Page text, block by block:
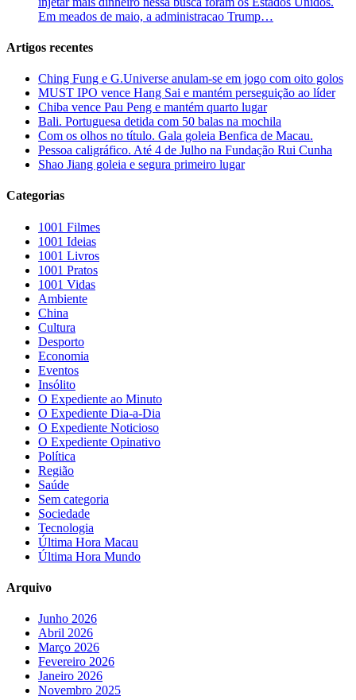
Em meados de maio, a administracao Trump…
Artigos recentes
Ching Fung e G.Universe anulam-se em jogo com oito golos
MUST IPO vence Hang Sai e mantém perseguição ao líder
Chiba vence Pau Peng e mantém quarto lugar
Bali. Portuguesa detida com 50 balas na mochila
Com os olhos no título. Gala goleia Benfica de Macau.
Pessoa caligráfico. Até 4 de Julho na Fundação Rui Cunha
Shao Jiang goleia e segura primeiro lugar
Categorias
1001 Filmes
1001 Ideias
1001 Livros
1001 Pratos
1001 Vidas
Ambiente
China
Cultura
Desporto
Economia
Eventos
Insólito
O Expediente ao Minuto
O Expediente Dia-a-Dia
O Expediente Noticioso
O Expediente Opinativo
Política
Região
Saúde
Sem categoria
Sociedade
Tecnologia
Última Hora Macau
Última Hora Mundo
Arquivo
Junho 2026
Abril 2026
Março 2026
Fevereiro 2026
Janeiro 2026
Novembro 2025